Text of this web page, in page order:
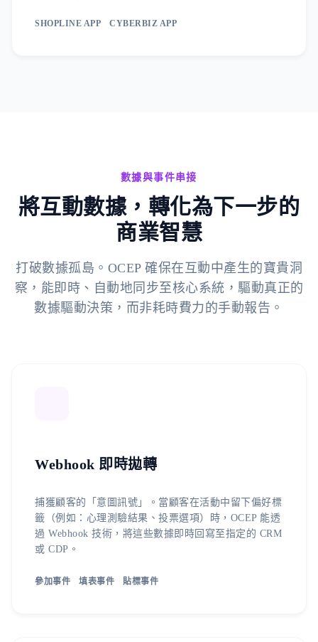
SHOPLINE APP CYBERBIZ APP
數據與事件串接
將互動數據，轉化為下一步的
商業智慧
打破數據孤島。OCEP 確保在互動中產生的寶貴洞
察，能即時、自動地同步至核心系統，驅動真正的
數據驅動決策，而非耗時費力的手動報告。
Webhook 即時拋轉
捕獲顧客的「意圖訊號」。當顧客在活動中留下偏好標
籤（例如：心理測驗結果、投票選項）時，OCEP 能透
過 Webhook 技術，將這些數據即時回寫至指定的 CRM
或 CDP。
參加事件 填表事件 貼標事件